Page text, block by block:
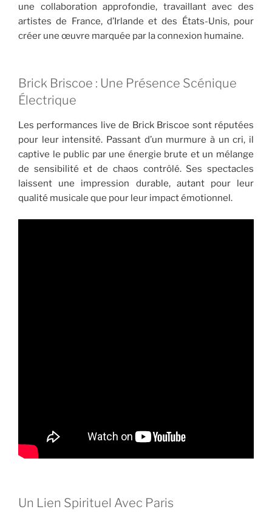
une collaboration approfondie, travaillant avec des
artistes de France, d’Irlande et des États-Unis, pour
créer une œuvre marquée par la connexion humaine.
Brick Briscoe : Une Présence Scénique
Électrique
Les performances live de Brick Briscoe sont réputées
pour leur intensité. Passant d’un murmure à un cri, il
captive le public par une énergie brute et un mélange
de sensibilité et de chaos contrôlé. Ses spectacles
laissent une impression durable, autant pour leur
qualité musicale que pour leur impact émotionnel.
Un Lien Spirituel Avec Paris